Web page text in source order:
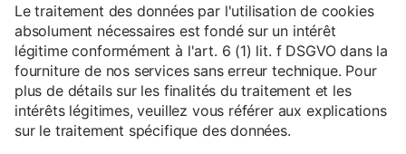
Le traitement des données par l'utilisation de cookies
absolument nécessaires est fondé sur un intérêt
légitime conformément à l'art. 6 (1) lit. f DSGVO dans la
fourniture de nos services sans erreur technique. Pour
plus de détails sur les finalités du traitement et les
intérêts légitimes, veuillez vous référer aux explications
sur le traitement spécifique des données.